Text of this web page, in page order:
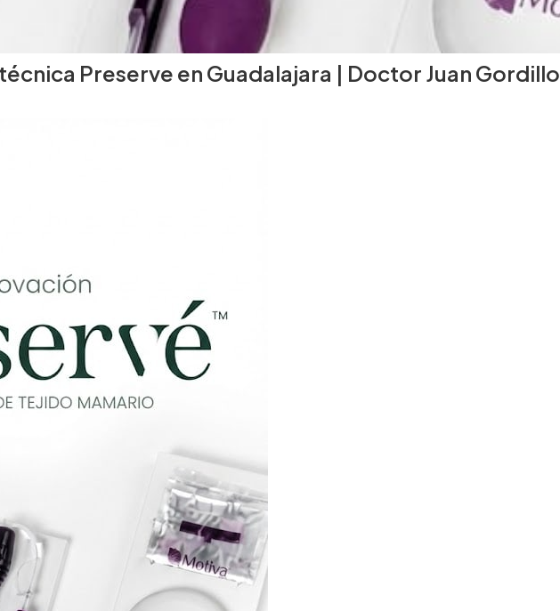
Preserve en Guadalajara | Doctor Juan Gordillo